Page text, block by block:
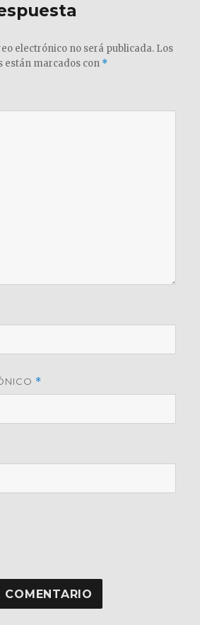
electrónico no será publicada. Los
están marcados con *
*